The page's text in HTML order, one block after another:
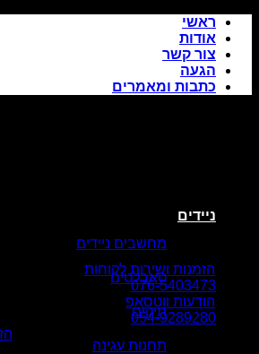
Skip
content
ראשי
אודות
צור קשר
הגעה
כתבות ומאמרים
הזמנות ושירות לקוחות
076-5403473
הודעות ווטסאפ
054-9289280
ניידים
מחשבים ניידים
טאבלטים
תיקים
תחנות עגינה